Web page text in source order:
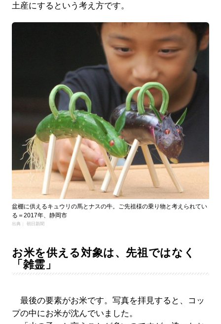
土産にするという考え方です。
盆棚に供えるキュウリの馬とナスの牛。ご先祖様の乗り物と考えられてい
る＝2017年、静岡市
出典： 朝日新聞
お米を供える対象は、先祖ではなく
「雑霊」
最後の要素がお米です。写真を拝見すると、コッ
プの中にお米が沈んでいました。